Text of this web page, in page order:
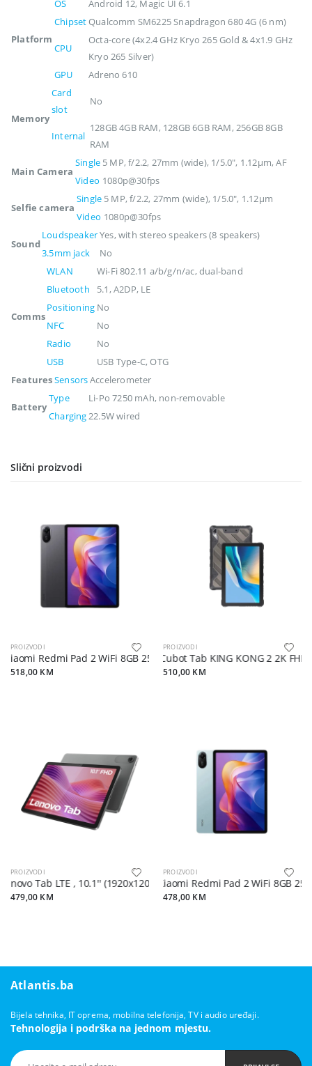
Platform
OS
Android 12, Magic UI 6.1
ChipsetQualcomm SM6225 Snapdragon 680 4G (6 nm)
CPU
Octa-core (4x2.4 GHz Kryo 265 Gold & 4x1.9 GHz
Kryo 265 Silver)
GPU
Adreno 610
Memory
Card
slot
No
Internal
128GB 4GB RAM, 128GB 6GB RAM, 256GB 8GB
RAM
Main Camera
Single 5 MP, f/2.2, 27mm (wide), 1/5.0", 1.12µm, AF
Video 1080p@30fps
Selfie camera
Single 5 MP, f/2.2, 27mm (wide), 1/5.0", 1.12µm
Video 1080p@30fps
Sound
LoudspeakerYes, with stereo speakers (8 speakers)
3.5mm jack
No
Comms
WLAN
Wi-Fi 802.11 a/b/g/n/ac, dual-band
Bluetooth
5.1, A2DP, LE
Positioning No
NFC
No
Radio
No
USB
USB Type-C, OTG
FeaturesSensorsAccelerometer
Battery
Type
Li-Po 7250 mAh, non-removable
Charging22.5W wired
Slični proizvodi
PROIZVODI
Xiaomi Redmi Pad 2 WiFi 8GB 256GB Grey
518,00 KM
PROIZVODI
Cubot Tab KING KONG 2 2K FHD
510,00 KM
PROIZVODI
Tab LTE , 10.1'' (1920x1200) Touch, 4G, 128GB, 5MP/8MP,
479,00 KM
PROIZVODI
Xiaomi Redmi Pad 2 WiFi 8GB
478,00 KM
Atlantis.ba
Bijela tehnika, IT oprema, mobilna telefonija, TV i audio uređaji.
Tehnologija i podrška na jednom mjestu.